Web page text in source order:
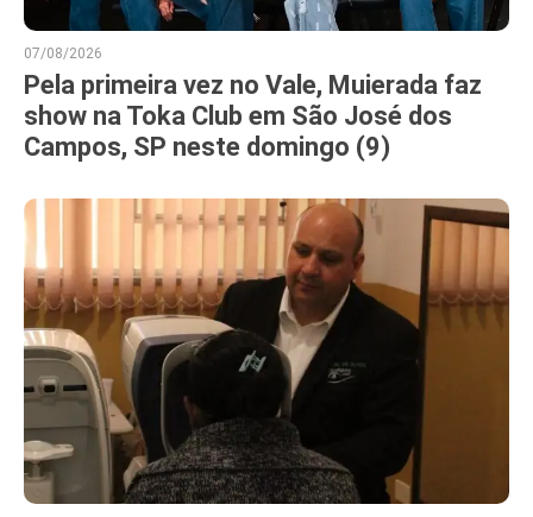
07/08/2026
Pela primeira vez no Vale, Muierada faz
show na Toka Club em São José dos
Campos, SP neste domingo (9)